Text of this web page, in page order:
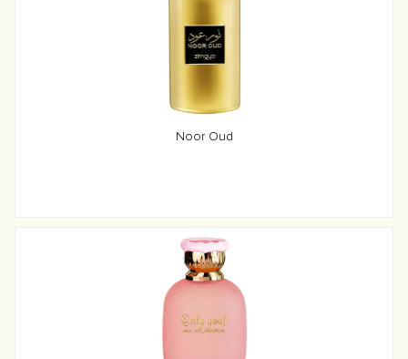
Noor Oud